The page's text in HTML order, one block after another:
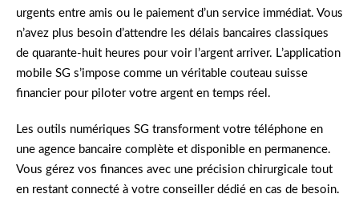
urgents entre amis ou le paiement d’un service immédiat. Vous
n’avez plus besoin d’attendre les délais bancaires classiques
de quarante-huit heures pour voir l’argent arriver. L’application
mobile SG s’impose comme un véritable couteau suisse
financier pour piloter votre argent en temps réel.
Les outils numériques SG transforment votre téléphone en
une agence bancaire complète et disponible en permanence.
Vous gérez vos finances avec une précision chirurgicale tout
en restant connecté à votre conseiller dédié en cas de besoin.